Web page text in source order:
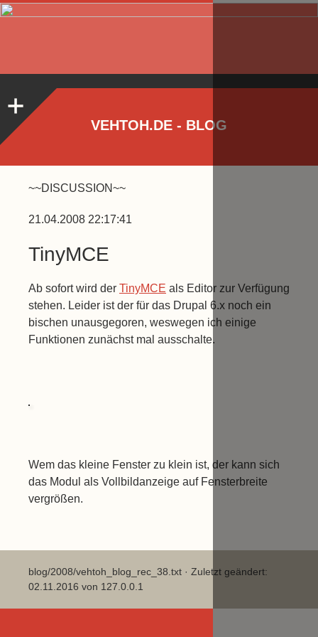
VEHTOH.DE - BLOG
~~DISCUSSION~~
21.04.2008 22:17:41
TinyMCE
Ab sofort wird der TinyMCE als Editor zur Verfügung
stehen. Leider ist der für das Drupal 6.x noch ein
bischen unausgegoren, weswegen ich einige
Funktionen zunächst mal ausschalte.
Wem das kleine Fenster zu klein ist, der kann sich
das Modul als Vollbildanzeige auf Fensterbreite
vergrößen.
blog/2008/vehtoh_blog_rec_38.txt · Zuletzt geändert:
02.11.2016 von 127.0.0.1